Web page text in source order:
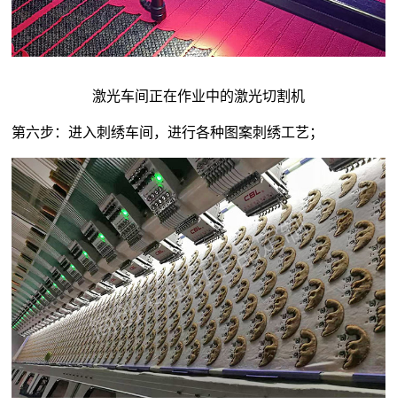
激光车间正在作业中的激光切割机
第六步：进入刺绣车间，进行各种图案刺绣工艺；